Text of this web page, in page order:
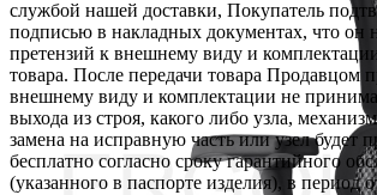
службой нашей доставки, Покупатель
подписью в накладных документах, что он
претензий к внешнему виду и
товара. После передачи товара Продавцом
внешнему виду и комплектации не
выхода из строя, какого либо узла,
замена на исправную часть или узел будет
бесплатно согласно сроку гарантийного
(указанного в паспорте изделия), в период